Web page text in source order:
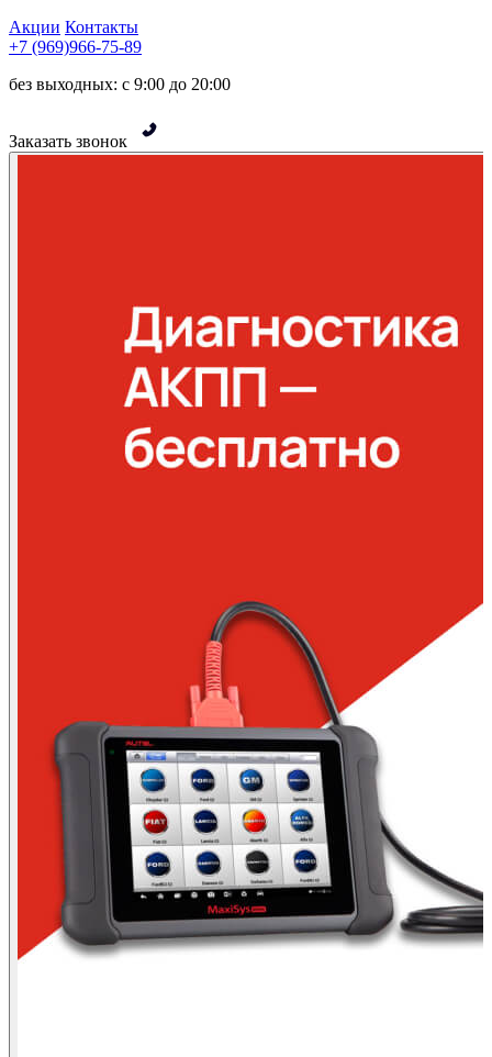
Акции Контакты
+7 (969)966-75-89
без выходных: с 9:00 до 20:00
Заказать звонок